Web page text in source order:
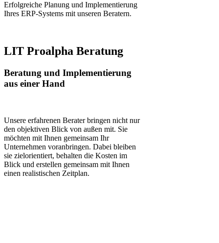
Erfolgreiche Planung und Implementierung
Ihres ERP-Systems mit unseren Beratern.
LIT Proalpha Beratung
Beratung und Implementierung
aus einer Hand
Unsere erfahrenen Berater bringen nicht nur
den objektiven Blick von außen mit. Sie
möchten mit Ihnen gemeinsam Ihr
Unternehmen voranbringen. Dabei bleiben
sie zielorientiert, behalten die Kosten im
Blick und erstellen gemeinsam mit Ihnen
einen realistischen Zeitplan.